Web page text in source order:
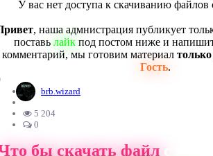
У вас нет доступа к скачиванию файлов
, наша адмнистрация публикует
поставь лайкпод постом ниже и
комментарий, мы готовим материал
Гость.
brb.wizard
5 204
0
бы скачать файлс